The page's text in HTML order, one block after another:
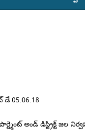
అండ్ డిస్ట్రిక్ట్ జల